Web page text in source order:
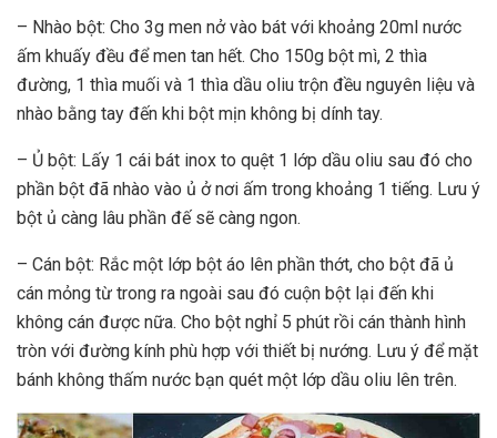
– Nhào bột: Cho 3g men nở vào bát với khoảng 20ml nước
ấm khuấy đều để men tan hết. Cho 150g bột mì, 2 thìa
đường, 1 thìa muối và 1 thìa dầu oliu trộn đều nguyên liệu và
nhào bằng tay đến khi bột mịn không bị dính tay.
– Ủ bột: Lấy 1 cái bát inox to quệt 1 lớp dầu oliu sau đó cho
phần bột đã nhào vào ủ ở nơi ấm trong khoảng 1 tiếng. Lưu ý
bột ủ càng lâu phần đế sẽ càng ngon.
– Cán bột: Rắc một lớp bột áo lên phần thớt, cho bột đã ủ
cán mỏng từ trong ra ngoài sau đó cuộn bột lại đến khi
không cán được nữa. Cho bột nghỉ 5 phút rồi cán thành hình
tròn với đường kính phù hợp với thiết bị nướng. Lưu ý để mặt
bánh không thấm nước bạn quét một lớp dầu oliu lên trên.